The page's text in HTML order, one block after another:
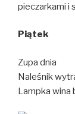
pieczarkami i
Piątek
Zupa dnia
Naleśnik
Lampka wina